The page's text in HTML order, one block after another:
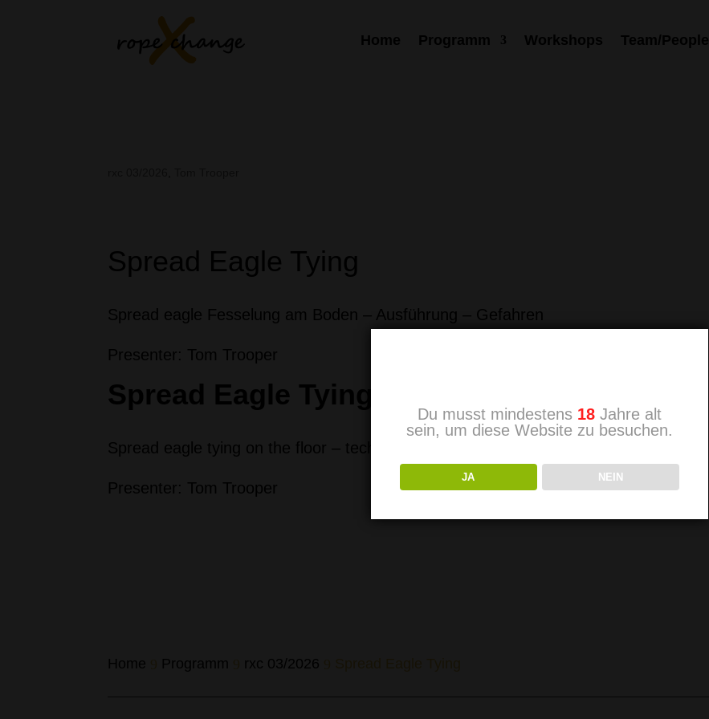
Home Programm Workshops Team/People
Spread Eagle Tying
Spread eagle Fesselung am Boden – Ausführung – Gefahren
Presenter: Tom Trooper
Spread Eagle Tying
Spread eagle tying on the floor – technique – risks.
Presenter: Tom Trooper
Home Programm rxc 03/2026
Du musst mindestens 18 Jahre alt
sein, um diese Website zu besuchen.
JA NEIN